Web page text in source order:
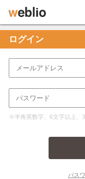
ログイン
※半角英数字、6文字以上、
パス